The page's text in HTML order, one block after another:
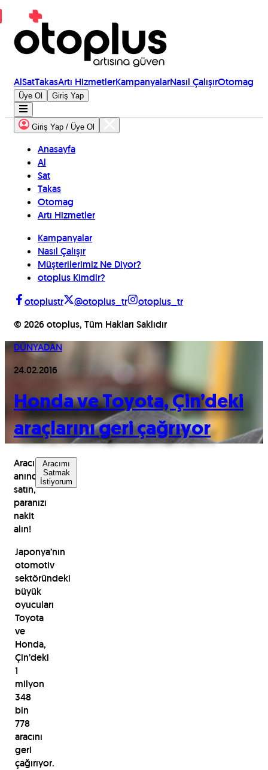
AlSatTakasArtı HizmetlerKampanyalarNasıl ÇalışırOtomag
Üye Ol Giriş Yap
Giriş Yap / Üye Ol
Anasayfa
Al
Sat
Takas
Otomag
Artı Hizmetler
Kampanyalar
Nasıl Çalışır
Müşterilerimiz Ne Diyor?
otoplus Kimdir?
otoplustr
@otoplus_tr
otoplus_tr
© 2026 otoplus, Tüm Hakları Saklıdır
DÜNYADAN
24.02.2016
Honda ve Toyota, Çin’deki
araçlarını geri çağrıyor
Aracınızı
anında
satın,
paranızı
nakit
alın!
Aracımı
Satmak
İstiyorum
Japonya’nın
otomotiv
sektöründeki
büyük
oyucuları
Toyota
ve
Honda,
Çin’deki
1
milyon
348
bin
778
aracını
geri
çağırıyor.